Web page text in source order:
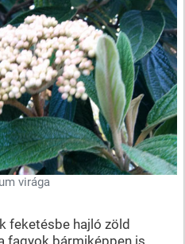
virága
feketésbe hajló zöld